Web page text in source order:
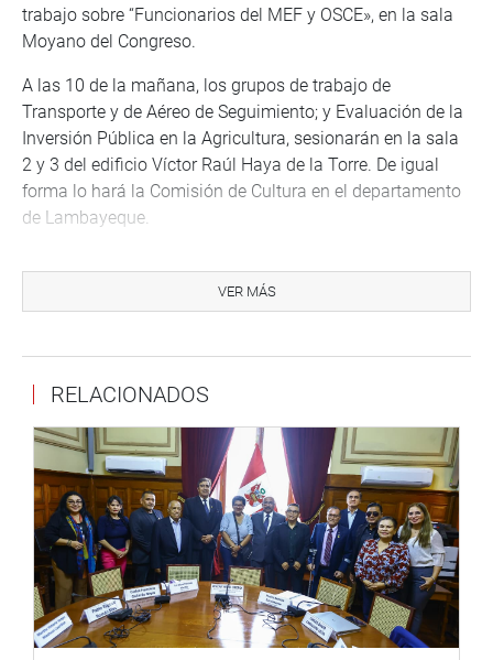
trabajo sobre “Funcionarios del MEF y OSCE», en la sala
Moyano del Congreso.
A las 10 de la mañana, los grupos de trabajo de
Transporte y de Aéreo de Seguimiento; y Evaluación de la
Inversión Pública en la Agricultura, sesionarán en la sala
2 y 3 del edificio Víctor Raúl Haya de la Torre. De igual
forma lo hará la Comisión de Cultura en el departamento
de Lambayeque.
audiencia pública descentralizada sobre «El Rol Promotor
del Congreso de la República hacia los Huanuqueños
Huánuco.
A las 11:00 horas la comisiones de Relaciones Exteriores
sesionará apara debatir la propuesta de dictamen de
Tratado Internacional Ejecutivo 374, que da cuenta de la
Ratificación del “Acuerdo entre la República del Perú y la
República de Costa Rica sobre Supresión de Visas de
Turistas en Pasaportes Ordinarios”, la cita será en el
hemiciclo Raúl Porras Barrenechea.
Al medio día, el Grupo de Trabajo encargado del
VER MÁS
RELACIONADOS